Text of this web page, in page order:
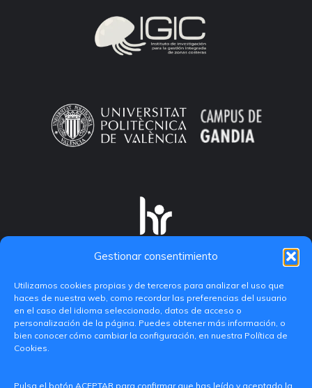
Gestionar consentimiento
Utilizamos cookies propias y de terceros para analizar el uso que
haces de nuestra web, como recordar las preferencias del usuario
en el caso del idioma seleccionado, datos de acceso o
personalización de la página. Puedes obtener más información, o
bien conocer cómo cambiar la configuración, en nuestra Política de
Cookies.
Pulsa el botón ACEPTAR para confirmar que has leído y aceptado la